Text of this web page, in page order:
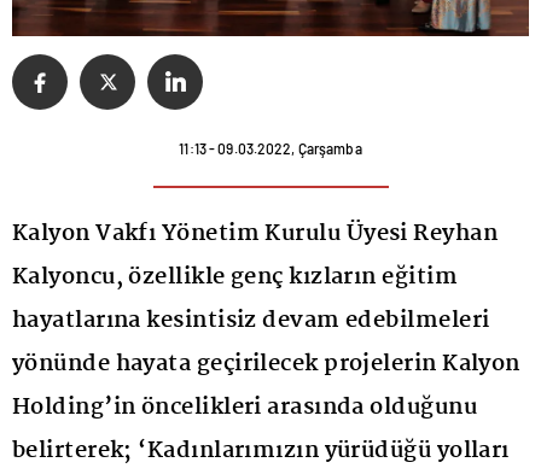
11:13 - 09.03.2022, Çarşamba
Kalyon Vakfı Yönetim Kurulu Üyesi Reyhan
Kalyoncu, özellikle genç kızların eğitim
hayatlarına kesintisiz devam edebilmeleri
yönünde hayata geçirilecek projelerin Kalyon
Holding’in öncelikleri arasında olduğunu
belirterek; ‘Kadınlarımızın yürüdüğü yolları